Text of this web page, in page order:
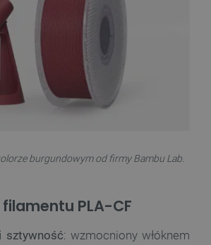
burgundowym od firmy Bambu Lab.
PLA-CF
sztywność: wzmocniony włóknem